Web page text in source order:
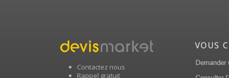
Contactez nous
Rappel gratuit
VOUS